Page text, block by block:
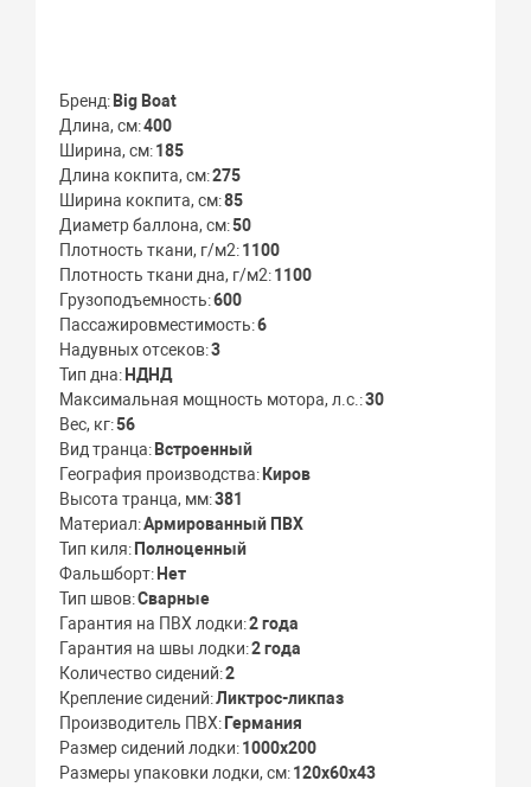
Бренд Big Boat
Длина, см 400
Ширина, см 185
Длина кокпита, см 275
Ширина кокпита, см 85
Диаметр баллона, см 50
Плотность ткани, г/м2 1100
Плотность ткани дна, г/м2 1100
Грузоподъемность 600
Пассажировместимость 6
Надувных отсеков 3
Тип дна НДНД
Максимальная мощность мотора, л.с. 30
Вес, кг 56
Вид транца Встроенный
География производства Киров
Высота транца, мм 381
Материал Армированный ПВХ
Тип киля Полноценный
Фальшборт Нет
Тип швов Сварные
Гарантия на ПВХ лодки 2 года
Гарантия на швы лодки 2 года
Количество сидений 2
Крепление сидений Ликтрос-ликпаз
Производитель ПВХ Германия
Размер сидений лодки 1000х200
Размеры упаковки лодки, см 120х60х43